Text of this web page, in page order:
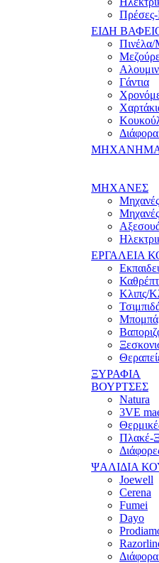
Πρέσες-
ΕΙΔΗ
Γάντια
ΜΗΧΑΝΕΣ
ΕΡΓΑΛΕΙΑ
Κλιπς/
ΞΥΡΑΦΙΑ
ΒΟΥΡΤΣΕΣ
Natura
3VE
Πλακέ-
ΨΑΛΙΔΙΑ
Joewell
Cerena
Fumei
Dayo